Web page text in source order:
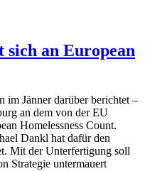
sich an European
im Jänner darüber berichtet –
an dem von der EU
Homelessness Count.
Dankl hat dafür den
Mit der Unterfertigung soll
Strategie untermauert